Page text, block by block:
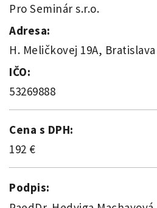
Pro Seminár s.r.o.
Adresa:
H. Meličkovej 19A, Bratislava
IČO:
53269888
Cena s DPH:
192 €
Podpis: